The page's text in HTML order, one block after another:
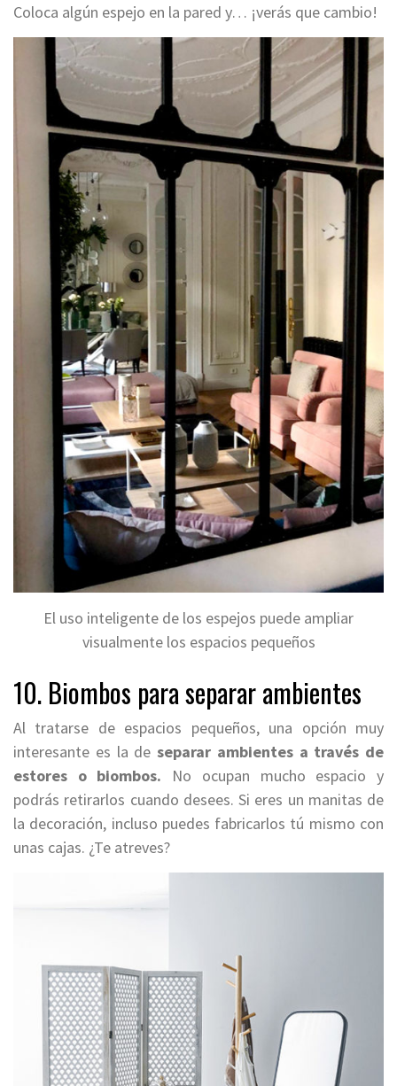
Coloca algún espejo en la pared y… ¡verás que cambio!
El uso inteligente de los espejos puede ampliar
visualmente los espacios pequeños
10. Biombos para separar ambientes
Al tratarse de espacios pequeños, una opción muy
interesante es la de separar ambientes a través de
estores o biombos. No ocupan mucho espacio y
podrás retirarlos cuando desees. Si eres un manitas de
la decoración, incluso puedes fabricarlos tú mismo con
unas cajas. ¿Te atreves?